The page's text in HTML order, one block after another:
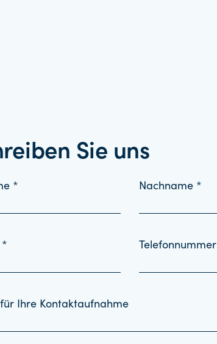
Sie uns
* Nachname *
* Telefonnummer
Ihre Kontaktaufnahme